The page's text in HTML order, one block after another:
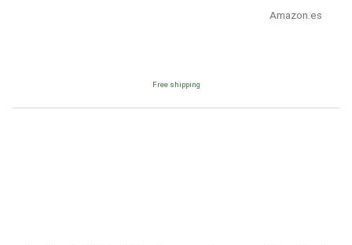
Amazon.es
Free shipping